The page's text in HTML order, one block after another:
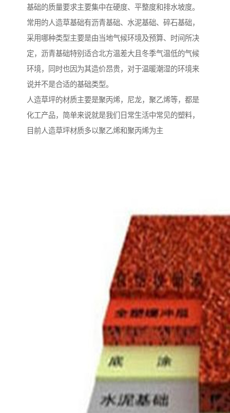
基础的质量要求主要集中在硬度、平整度和排水坡度。
常用的人造草基础有沥青基础、水泥基础、碎石基础，
采用哪种类型主要是由当地气候环境及预算、时间所决
定，沥青基础特别适合北方温差大且冬季气温低的气候
环境，同时也因为其造价昂贵，对于温暖潮湿的环境来
说并不是合适的基础类型。
人造草坪的材质主要是聚丙烯，尼龙，聚乙烯等，都是
化工产品，简单来说就是我们日常生活中常见的塑料，
目前人造草坪材质多以聚乙烯和聚丙烯为主